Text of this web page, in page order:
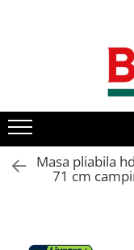
Toate Produsele
Baterii bucatarie
Masa pliabila
71 cm